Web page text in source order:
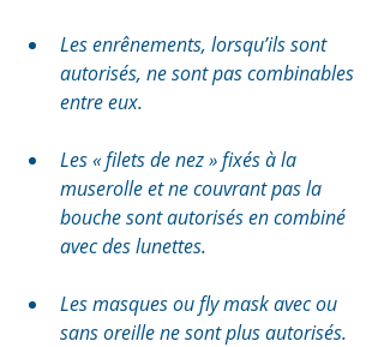
Les enrênements, lorsqu’ils sont
autorisés, ne sont pas combinables
entre eux.
Les « filets de nez » fixés à la
muserolle et ne couvrant pas la
bouche sont autorisés en combiné
avec des lunettes.
Les masques ou fly mask avec ou
sans oreille ne sont plus autorisés.